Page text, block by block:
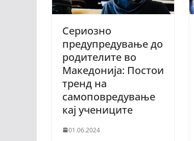
Сериозно
предупредување до
родителите во
Македонија: Постои
тренд на
самоповредување
кај учениците
01.06.2024